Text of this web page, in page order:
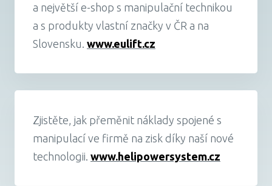
a největší e-shop s manipulační technikou
a s produkty vlastní značky v ČR a na
Slovensku. www.eulift.cz
Zjistěte, jak přeměnit náklady spojené s
manipulací ve firmě na zisk díky naší nové
technologii. www.helipowersystem.cz